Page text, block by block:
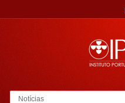
Go to: